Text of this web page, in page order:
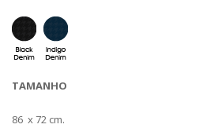
TAMANHO
86 x 72 cm.